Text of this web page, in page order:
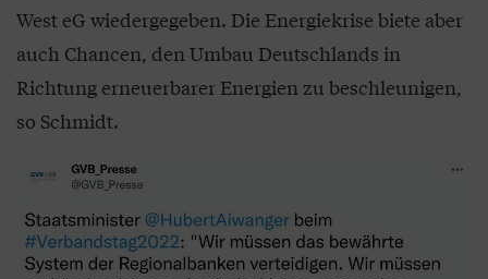
West eG wiedergegeben. Die Energiekrise biete aber
auch Chancen, den Umbau Deutschlands in
Richtung erneuerbarer Energien zu beschleunigen,
so Schmidt.